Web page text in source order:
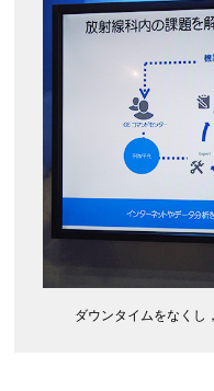
ダウンタイムをなくし